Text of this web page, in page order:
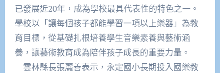
已發展近20年，成為學校最具代表性的特色之一。
學校以「讓每個孩子都能學習一項以上樂器」為教
育目標，從基礎扎根培養學生音樂素養與藝術涵
養，讓藝術教育成為陪伴孩子成長的重要力量。
雲林縣長張麗善表示，永定國小長期投入國樂教